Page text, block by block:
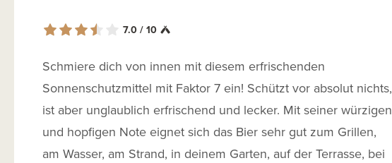
7.0 / 10
Schmiere dich von innen mit diesem erfrischenden
Sonnenschutzmittel mit Faktor 7 ein! Schützt vor absolut nichts,
ist aber unglaublich erfrischend und lecker. Mit seiner würzigen
und hopfigen Note eignet sich das Bier sehr gut zum Grillen,
am Wasser, am Strand, in deinem Garten, auf der Terrasse, bei